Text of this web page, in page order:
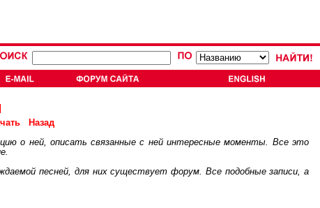
Назад
о ней, описать связанные с ней интересные моменты. Все это
песней, для них существует форум. Все подобные записи, а